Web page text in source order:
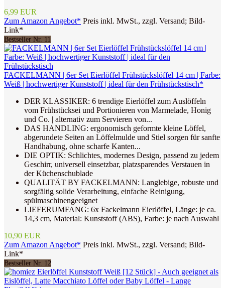
6,99 EUR
Zum Amazon Angebot* Preis inkl. MwSt., zzgl. Versand; Bild-
Link*
Bestseller Nr. 11
FACKELMANN | 6er Set Eierlöffel Frühstückslöffel 14 cm | Farbe:
Weiß | hochwertiger Kunststoff | ideal für den Frühstückstisch*
DER KLASSIKER: 6 trendige Eierlöffel zum Auslöffeln
vom Frühstücksei und Portionieren von Marmelade, Honig
und Co. | alternativ zum Servieren von...
DAS HANDLING: ergonomisch geformte kleine Löffel,
abgerundete Seiten an Löffelmulde und Stiel sorgen für sanfte
Handhabung, ohne scharfe Kanten...
DIE OPTIK: Schlichtes, modernes Design, passend zu jedem
Geschirr, universell einsetzbar, platzsparendes Verstauen in
der Küchenschublade
QUALITÄT BY FACKELMANN: Langlebige, robuste und
sorgfältig solide Verarbeitung, einfache Reinigung,
spülmaschinengeeignet
LIEFERUMFANG: 6x Fackelmann Eierlöffel, Länge: je ca.
14,3 cm, Material: Kunststoff (ABS), Farbe: je nach Auswahl
10,90 EUR
Zum Amazon Angebot* Preis inkl. MwSt., zzgl. Versand; Bild-
Link*
Bestseller Nr. 12